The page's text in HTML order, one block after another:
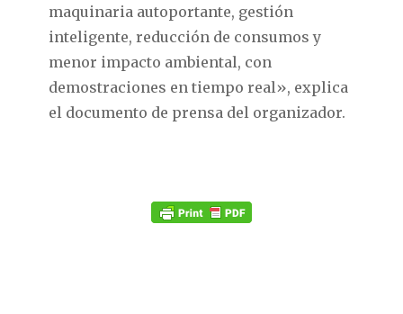
maquinaria autoportante, gestión
inteligente, reducción de consumos y
menor impacto ambiental, con
demostraciones en tiempo real», explica
el documento de prensa del organizador.